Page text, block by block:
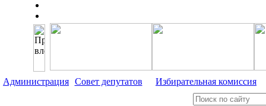
Администрация Совет депутатов Избирательная комиссия